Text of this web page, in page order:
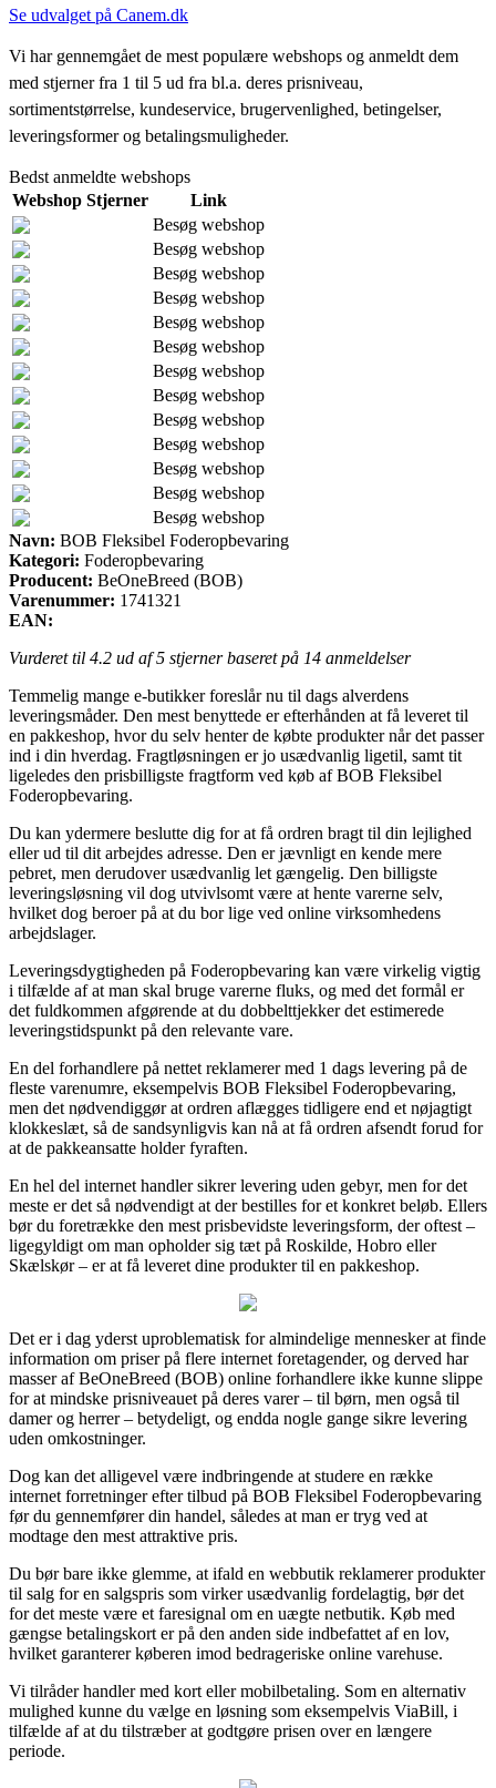
Se udvalget på Canem.dk
Vi har gennemgået de mest populære webshops og anmeldt dem
med stjerner fra 1 til 5 ud fra bl.a. deres prisniveau,
sortimentstørrelse, kundeservice, brugervenlighed, betingelser,
leveringsformer og betalingsmuligheder.
Bedst anmeldte webshops
Webshop Stjerner
Link
Besøg webshop
Besøg webshop
Besøg webshop
Besøg webshop
Besøg webshop
Besøg webshop
Besøg webshop
Besøg webshop
Besøg webshop
Besøg webshop
Besøg webshop
Besøg webshop
Besøg webshop
Navn: BOB Fleksibel Foderopbevaring
Kategori: Foderopbevaring
Producent: BeOneBreed (BOB)
Varenummer: 1741321
EAN:
Vurderet til 4.2 ud af 5 stjerner baseret på 14 anmeldelser
Temmelig mange e-butikker foreslår nu til dags alverdens
leveringsmåder. Den mest benyttede er efterhånden at få leveret til
en pakkeshop, hvor du selv henter de købte produkter når det passer
ind i din hverdag. Fragtløsningen er jo usædvanlig ligetil, samt tit
ligeledes den prisbilligste fragtform ved køb af BOB Fleksibel
Foderopbevaring.
Du kan ydermere beslutte dig for at få ordren bragt til din lejlighed
eller ud til dit arbejdes adresse. Den er jævnligt en kende mere
pebret, men derudover usædvanlig let gængelig. Den billigste
leveringsløsning vil dog utvivlsomt være at hente varerne selv,
hvilket dog beroer på at du bor lige ved online virksomhedens
arbejdslager.
Leveringsdygtigheden på Foderopbevaring kan være virkelig vigtig
i tilfælde af at man skal bruge varerne fluks, og med det formål er
det fuldkommen afgørende at du dobbelttjekker det estimerede
leveringstidspunkt på den relevante vare.
En del forhandlere på nettet reklamerer med 1 dags levering på de
fleste varenumre, eksempelvis BOB Fleksibel Foderopbevaring,
men det nødvendiggør at ordren aflægges tidligere end et nøjagtigt
klokkeslæt, så de sandsynligvis kan nå at få ordren afsendt forud for
at de pakkeansatte holder fyraften.
En hel del internet handler sikrer levering uden gebyr, men for det
meste er det så nødvendigt at der bestilles for et konkret beløb. Ellers
bør du foretrække den mest prisbevidste leveringsform, der oftest –
ligegyldigt om man opholder sig tæt på Roskilde, Hobro eller
Skælskør – er at få leveret dine produkter til en pakkeshop.
Det er i dag yderst uproblematisk for almindelige mennesker at finde
information om priser på flere internet foretagender, og derved har
masser af BeOneBreed (BOB) online forhandlere ikke kunne slippe
for at mindske prisniveauet på deres varer – til børn, men også til
damer og herrer – betydeligt, og endda nogle gange sikre levering
uden omkostninger.
Dog kan det alligevel være indbringende at studere en række
internet forretninger efter tilbud på BOB Fleksibel Foderopbevaring
før du gennemfører din handel, således at man er tryg ved at
modtage den mest attraktive pris.
Du bør bare ikke glemme, at ifald en webbutik reklamerer produkter
til salg for en salgspris som virker usædvanlig fordelagtig, bør det
for det meste være et faresignal om en uægte netbutik. Køb med
gængse betalingskort er på den anden side indbefattet af en lov,
hvilket garanterer køberen imod bedrageriske online varehuse.
Vi tilråder handler med kort eller mobilbetaling. Som en alternativ
mulighed kunne du vælge en løsning som eksempelvis ViaBill, i
tilfælde af at du tilstræber at godtgøre prisen over en længere
periode.